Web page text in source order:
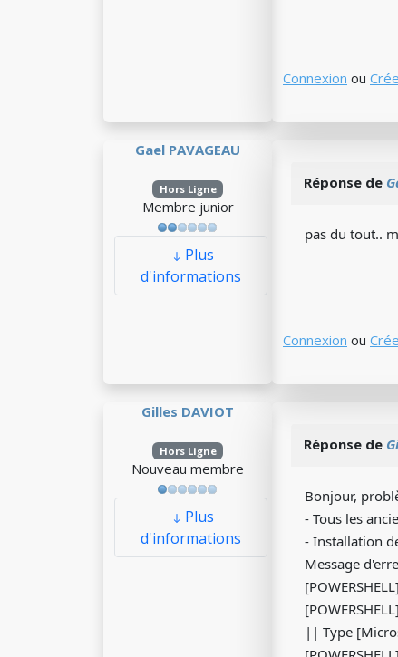
Connexion ou
Gael PAVAGEAU
Hors Ligne
Membre junior
Plus
d'informations
Réponse de
pas du tout..
Connexion ou
Gilles DAVIOT
Hors Ligne
Nouveau membre
Plus
d'informations
Réponse de
Bonjour,
- Tous les
- Installation
Message
|| Type